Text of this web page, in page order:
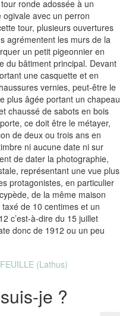
ronde adossée à un
ogivale avec un perron
tour, plusieurs ouvertures
agrémentent les murs de la
un petit pigeonnier en
du bâtiment principal. Devant
une casquette et en
vernies, peut-être le
plus âgée portant un chapeau
chaussé de sabots en bois
ce doit être le métayer,
de deux ou trois ans en
ni aucune date ni sur
de dater la photographie,
représentant une vue plus
protagonistes, en particulier
de la même maison
de 10 centimes et un
c’est-à-dire du 15 juillet
donc de 1912 ou un peu
(Lathus)
je ?